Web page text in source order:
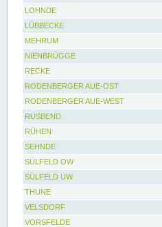
LOHNDE
LÜBBECKE
MEHRUM
NIENBRÜGGE
RECKE
RODENBERGER AUE-OST
RODENBERGER AUE-WEST
RUSBEND
RÜHEN
SEHNDE
SÜLFELD OW
SÜLFELD UW
THUNE
VELSDORF
VORSFELDE